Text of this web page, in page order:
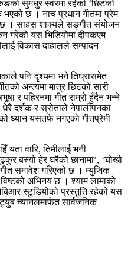
सुमधुर स्वरमा रहेको ‘छिटको
भएको छ । नाच प्रधान गीतमा प्रेम
। साहस शाक्यले सङ्गीत संयोजन
गरेको यस भिडियोमा दीपकएम
विकास दाहालले सम्पादन
पनि दृश्यमा भने तिघ्रासमेत
अन्त्यमा मात्र छिटको सारी
र पहिरनमा गीत राम्रो हुँदैन भन्ने
दर्शक र स्रोताले नेपालीपनका
ध्यान यसतर्फ नगएको गीतप्रेमी
यता वारि, तिमीलाई भनी
बस्यो हेर घरैको छानामा’, ‘चोखो
समावेश गरिएको छ । म्युजिक
अभिनय छ । श्याम लामाको
स्टुडियोको प्रस्तुति रहेको यस
च्यानलमार्फत सार्वजनिक